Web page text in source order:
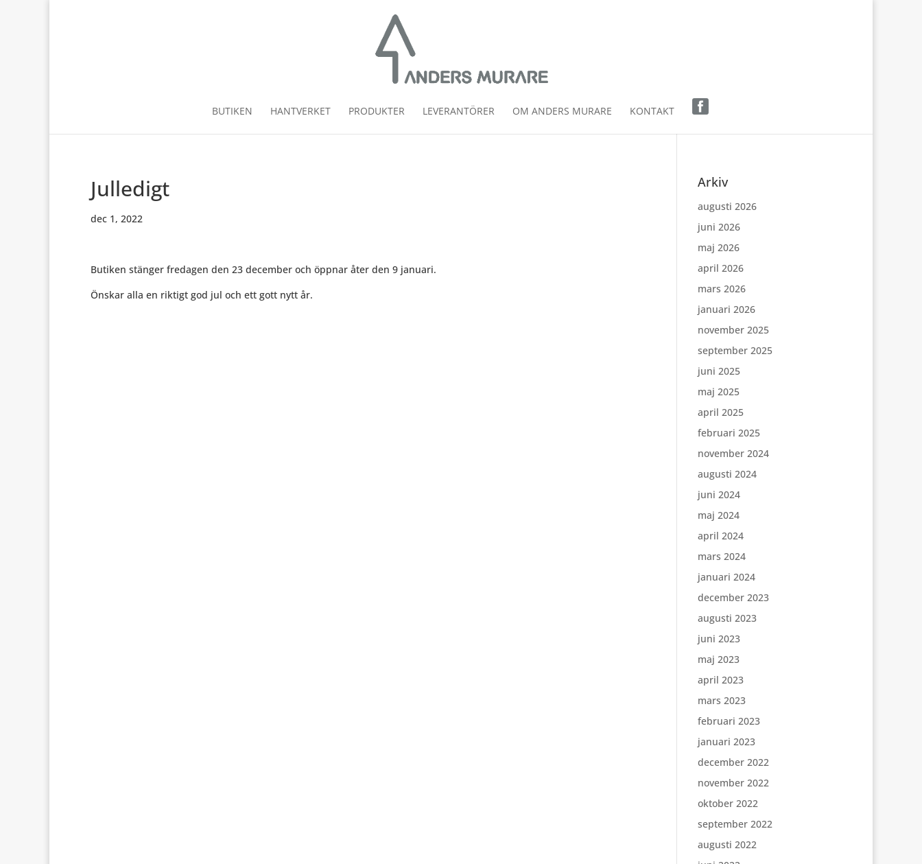
BUTIKEN HANTVERKET PRODUKTER LEVERANTÖRER OM ANDERS MURARE KONTAKT
Julledigt
dec 1, 2022
Butiken stänger fredagen den 23 december och öppnar åter den 9 januari.
Önskar alla en riktigt god jul och ett gott nytt år.
Arkiv
augusti 2026
juni 2026
maj 2026
april 2026
mars 2026
januari 2026
november 2025
september 2025
juni 2025
maj 2025
april 2025
februari 2025
november 2024
augusti 2024
juni 2024
maj 2024
april 2024
mars 2024
januari 2024
december 2023
augusti 2023
juni 2023
maj 2023
april 2023
mars 2023
februari 2023
januari 2023
december 2022
november 2022
oktober 2022
september 2022
augusti 2022